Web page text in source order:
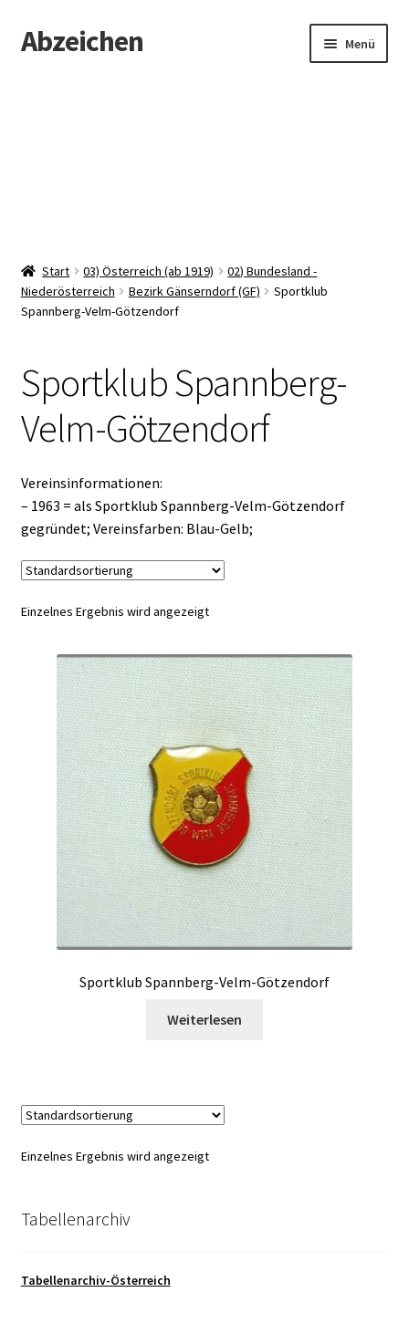
Zur
Navigation
Zum
Inhalt
Abzeichen Menü
Start 03) Österreich (ab 1919)
02) Bundesland -
Niederösterreich
Bezirk Gänserndorf (GF)
Sportklub
Spannberg-Velm-Götzendorf
Sportklub Spannberg-
Velm-Götzendorf
Vereinsinformationen:
– 1963 = als Sportklub Spannberg-Velm-Götzendorf
gegründet; Vereinsfarben: Blau-Gelb;
Einzelnes Ergebnis wird angezeigt
Sportklub Spannberg-Velm-Götzendorf
Weiterlesen
Einzelnes Ergebnis wird angezeigt
Tabellenarchiv
Tabellenarchiv-Österreich